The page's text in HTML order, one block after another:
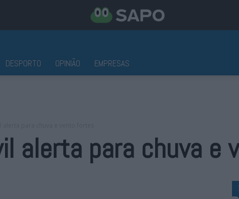
DESPORTO OPINIÃO EMPRESAS
alerta para chuva e